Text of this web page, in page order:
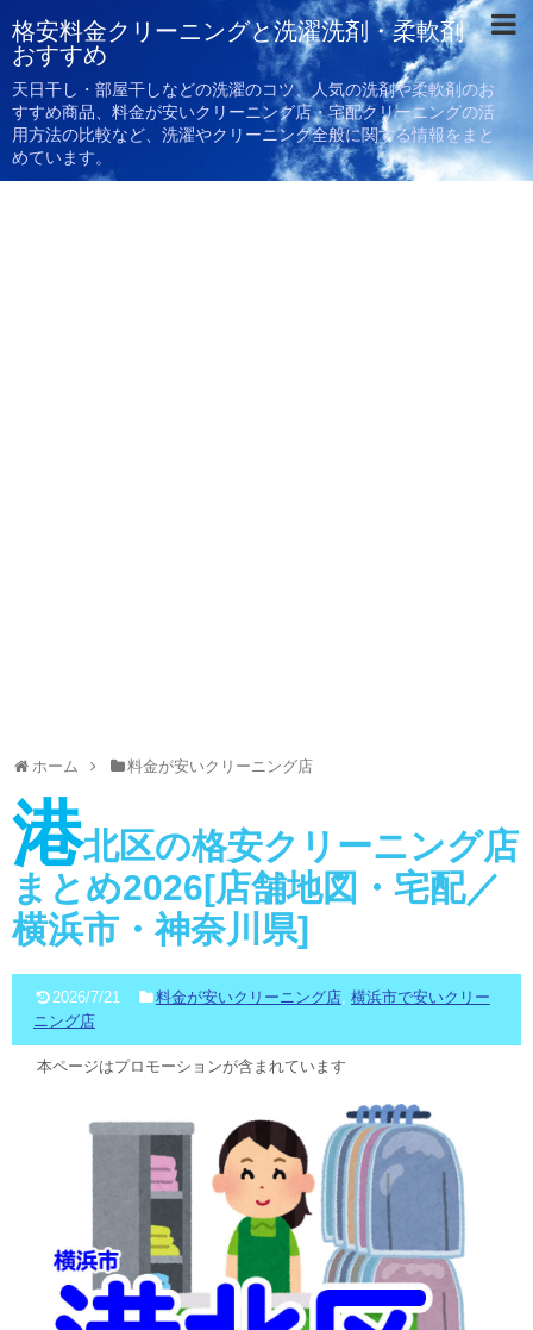
格安料金クリーニングと洗濯洗剤・柔軟剤
おすすめ
天日干し・部屋干しなどの洗濯のコツ、人気の洗剤や柔軟剤のお
すすめ商品、料金が安いクリーニング店・宅配クリーニングの活
用方法の比較など、洗濯やクリーニング全般に関する情報をまと
めています。
ホーム 料金が安いクリーニング店
港北区の格安クリーニング店
まとめ2026[店舗地図・宅配／
横浜市・神奈川県]
2026/7/21 料金が安いクリーニング店, 横浜市で安いクリー
ニング店
本ページはプロモーションが含まれています